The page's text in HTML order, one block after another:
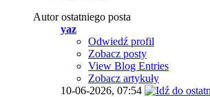
Autor ostatniego posta
yaz
Odwiedź profil
Zobacz posty
View Blog Entries
Zobacz artykuły
10-06-2026, 07:54